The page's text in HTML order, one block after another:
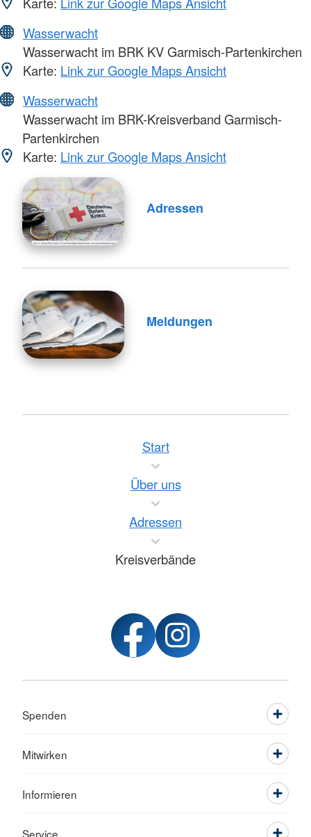
Wasserwacht
Wasserwacht im BRK KV Garmisch-Partenkirchen
Karte: Link zur Google Maps Ansicht
Wasserwacht
Wasserwacht im BRK-Kreisverband Garmisch-
Partenkirchen
Karte: Link zur Google Maps Ansicht
Adressen
Meldungen
Start
Über uns
Adressen
Kreisverbände
Spenden
Mitwirken
Informieren
Service